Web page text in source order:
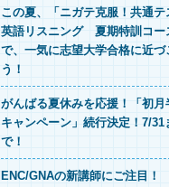
この夏、「ニガテ克服！共通テ
英語リスニング 夏期特訓コー
で、一気に志望大学合格に近づ
う！
がんばる夏休みを応援！「初月
キャンペーン」続行決定！7/31
で！
ENC/GNAの新講師にご注目！